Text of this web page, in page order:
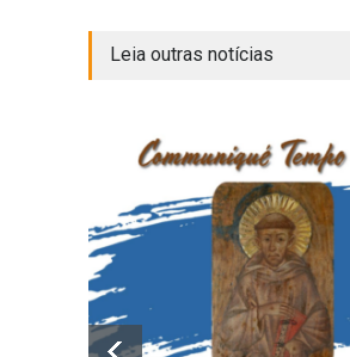
Leia outras notícias